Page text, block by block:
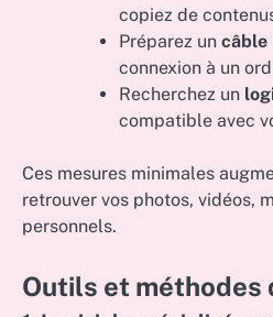
copiez de
Préparez un câble
connexion à un
Recherchez un
compatible avec
Ces mesures minimales
retrouver vos photos, vidéos,
personnels.
Outils et méthodes